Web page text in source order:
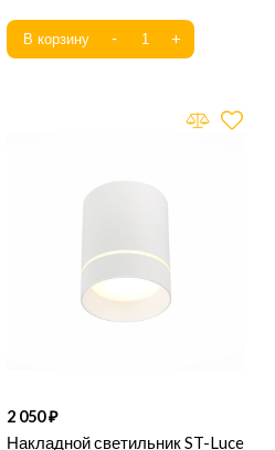
2 050
Накладной светильник ST-Luce